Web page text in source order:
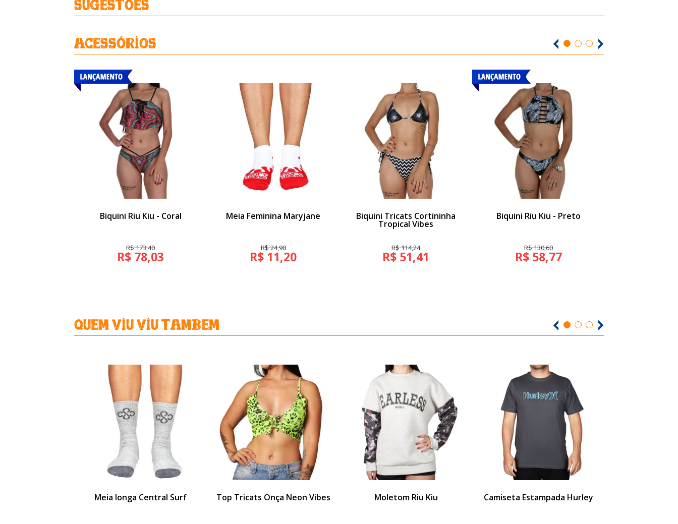
Sugestões
Acessórios
Biquini Riu Kiu - Coral
R$ 173,40
R$ 78,03
Meia Feminina Maryjane
R$ 24,90
R$ 11,20
Biquini Tricats Cortininha
Tropical Vibes
R$ 114,24
R$ 51,41
Biquini Riu Kiu - Preto
R$ 130,60
R$ 58,77
Quem viu Viu Tambem
Meia longa Central Surf Top Tricats Onça Neon Vibes Moletom Riu Kiu Camiseta Estampada Hurley